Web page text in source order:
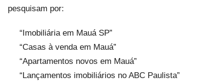
pesquisam por:
“Imobiliária em Mauá SP”
“Casas à venda em Mauá”
“Apartamentos novos em Mauá”
“Lançamentos imobiliários no ABC Paulista”